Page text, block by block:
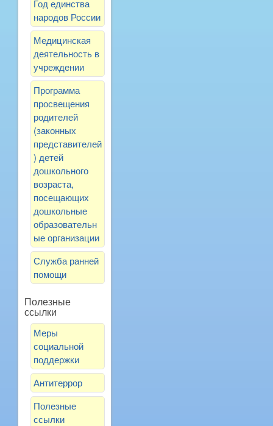
Год единства
народов России
Медицинская
деятельность в
учреждении
Программа
просвещения
родителей
(законных
представителей
) детей
дошкольного
возраста,
посещающих
дошкольные
образовательн
ые организации
Служба ранней
помощи
Полезные
ссылки
Меры
социальной
поддержки
Антитеррор
Полезные
ссылки